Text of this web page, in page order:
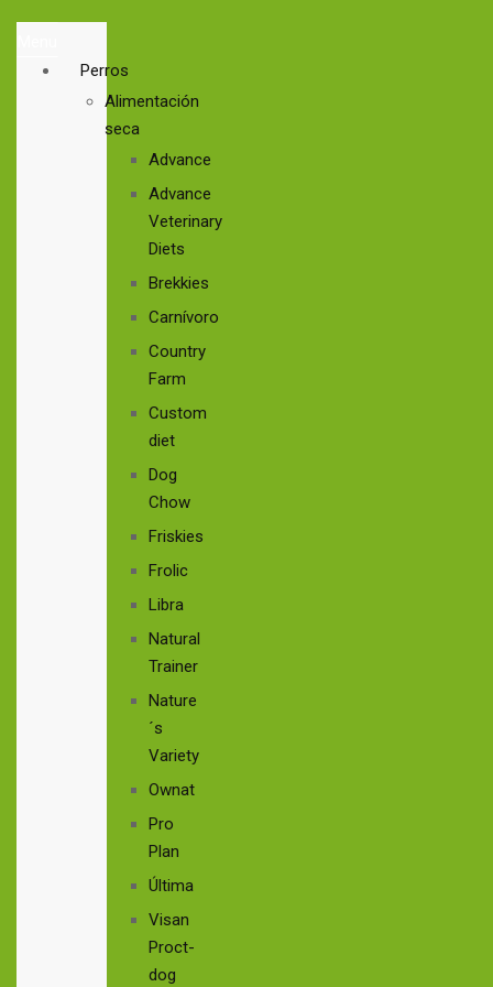
Perros
Alimentación
seca
Advance
Advance
Veterinary
Diets
Brekkies
Carnívoro
Country
Farm
Custom
diet
Dog
Chow
Friskies
Frolic
Libra
Natural
Trainer
Nature
´s
Variety
Ownat
Pro
Plan
Última
Visan
Proct-
dog